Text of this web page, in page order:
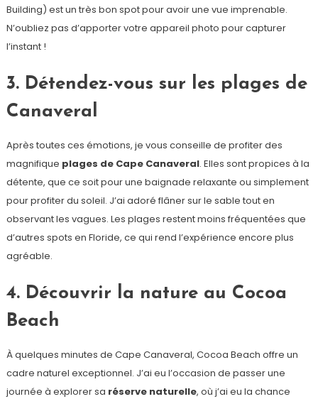
Building) est un très bon spot pour avoir une vue imprenable.
N’oubliez pas d’apporter votre appareil photo pour capturer
l’instant !
3. Détendez-vous sur les plages de
Canaveral
Après toutes ces émotions, je vous conseille de profiter des
magnifique plages de Cape Canaveral. Elles sont propices à la
détente, que ce soit pour une baignade relaxante ou simplement
pour profiter du soleil. J’ai adoré flâner sur le sable tout en
observant les vagues. Les plages restent moins fréquentées que
d’autres spots en Floride, ce qui rend l’expérience encore plus
agréable.
4. Découvrir la nature au Cocoa
Beach
À quelques minutes de Cape Canaveral, Cocoa Beach offre un
cadre naturel exceptionnel. J’ai eu l’occasion de passer une
journée à explorer sa réserve naturelle, où j’ai eu la chance